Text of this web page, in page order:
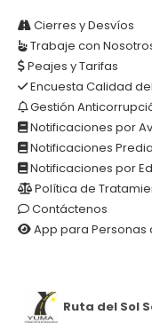
Cierres y Desvíos
Trabaje con
Peajes y Tarifas
Encuesta Calidad
Gestión
Notificaciones por
Notificaciones
Notificaciones por
Política de
Contáctenos
App para
Ruta del Sol